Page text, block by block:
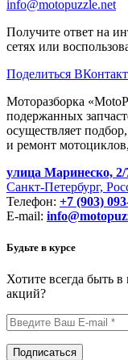
info@motopuzzle.net
Получите ответ на
сетях или
Поделиться
Моторазборка
подержанных
осуществляет
и ремонт
улица Маринеско, 2/
Санкт-Петербург,
Телефон: +7 (903)
E-mail:
Будьте в курсе
Хотите всегда быть
акций?